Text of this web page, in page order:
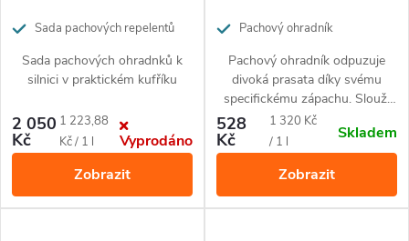
Sada pachových repelentů
Sada pachových ohradnků k
silnici v praktickém kufříku
2 050
Kč
Měrná
cena:
1 223,88
Kč / 1 l
Vyprodáno
Zobrazit
Pachový ohradník
Pachový ohradník odpuzuje
divoká prasata díky svému
specifickému zápachu. Slouží
ke snížení škod způsobených
černou zvěří.
528
Kč
Měrná
cena:
1 320 Kč
/ 1 l
Skladem
Zobrazit